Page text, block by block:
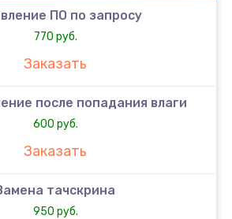
ПО по запросу
770 руб.
Заказать
после попадания влаги
600 руб.
Заказать
тачскрина
950 руб.